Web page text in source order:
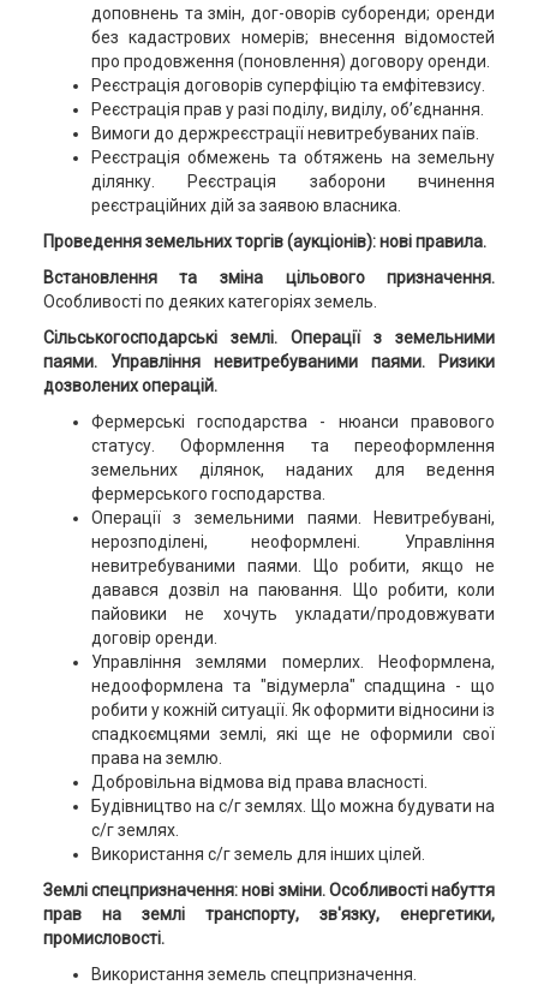
доповнень та змін, дог-оворів суборенди; оренди
без кадастрових номерів; внесення відомостей
про продовження (поновлення) договору оренди.
Реєстрація договорів суперфіцію та емфітевзису.
Реєстрація прав у разі поділу, виділу, об’єднання.
Вимоги до держреєстрації невитребуваних паїв.
Реєстрація обмежень та обтяжень на земельну
ділянку. Реєстрація заборони вчинення
реєстраційних дій за заявою власника.
Проведення земельних торгів (аукціонів): нові правила.
Встановлення та зміна цільового призначення.
Особливості по деяких категоріях земель.
Сільськогосподарські землі. Операції з земельними
паями. Управління невитребуваними паями. Ризики
дозволених операцій.
Фермерські господарства - нюанси правового
статусу. Оформлення та переоформлення
земельних ділянок, наданих для ведення
фермерського господарства.
Операції з земельними паями. Невитребувані,
нерозподілені, неоформлені. Управління
невитребуваними паями. Що робити, якщо не
давався дозвіл на паювання. Що робити, коли
пайовики не хочуть укладати/продовжувати
договір оренди.
Управління землями померлих. Неоформлена,
недооформлена та "відумерла" спадщина - що
робити у кожній ситуації. Як оформити відносини із
спадкоємцями землі, які ще не оформили свої
права на землю.
Добровільна відмова від права власності.
Будівництво на с/г землях. Що можна будувати на
с/г землях.
Використання с/г земель для інших цілей.
Землі спецпризначення: нові зміни. Особливості набуття
прав на землі транспорту, зв'язку, енергетики,
промисловості.
Використання земель спецпризначення.